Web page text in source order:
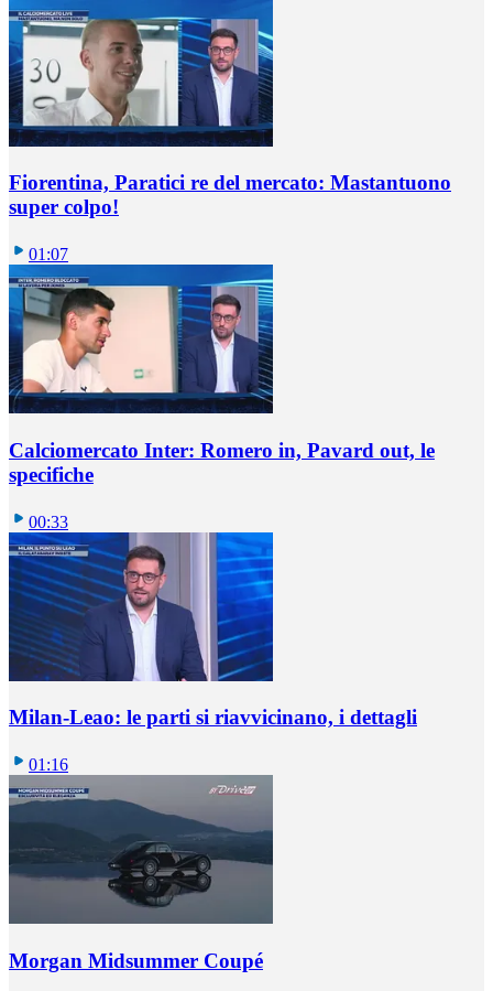
Fiorentina, Paratici re del mercato: Mastantuono
super colpo!
01:07
Calciomercato Inter: Romero in, Pavard out, le
specifiche
00:33
Milan-Leao: le parti si riavvicinano, i dettagli
01:16
Morgan Midsummer Coupé